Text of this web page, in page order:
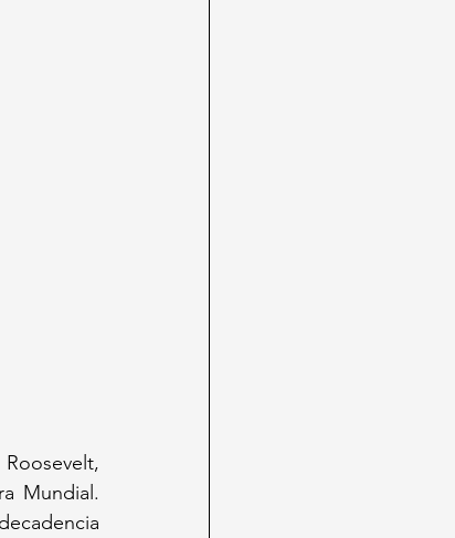
Roosevelt,
Mundial.